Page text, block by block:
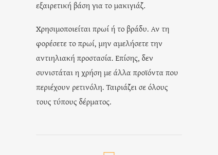
εξαιρετική βάση για το μακιγιάζ.
Χρησιμοποιείται πρωί ή το βράδυ. Αν τη
φορέσετε το πρωί, μην αμελήσετε την
αντιηλιακή προστασία. Επίσης, δεν
συνιστάται η χρήση με άλλα προϊόντα που
περιέχουν ρετινόλη. Ταιριάζει σε όλους
τους τύπους δέρματος.